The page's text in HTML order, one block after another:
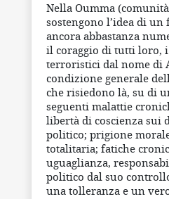
Nella Oumma
sostengono l’idea di
ancora abbastanza
il coraggio di tutti loro,
terroristici dal nome di
condizione generale
che risiedono là, su di
seguenti malattie
libertà di coscienza sui
politico; prigione
totalitaria; fatiche
uguaglianza,
politico dal suo
una tolleranza e un